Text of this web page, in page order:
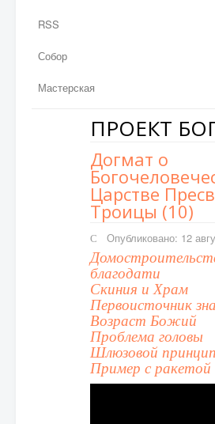
RSS
Собор
Мастерская
ПРОЕКТ
Догмат о
Царстве
Троицы (10)
Опубликовано: 12
благодати
Скиния и Храм
Первоисточник
Возраст Божий
Проблема головы
Шлюзовой
Пример с ракетой